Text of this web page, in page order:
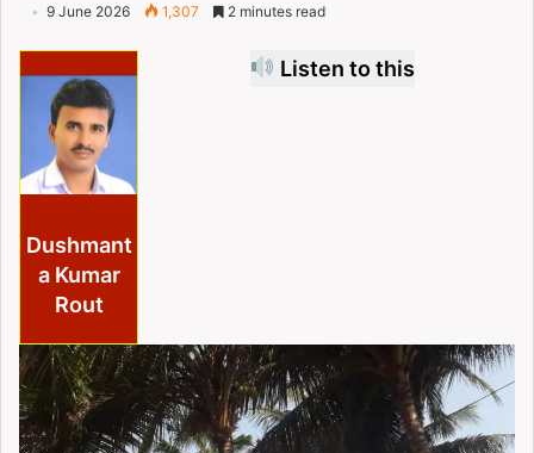
9 June 2026 1,307 2 minutes read
Listen to this
Dushmant
a Kumar
Rout